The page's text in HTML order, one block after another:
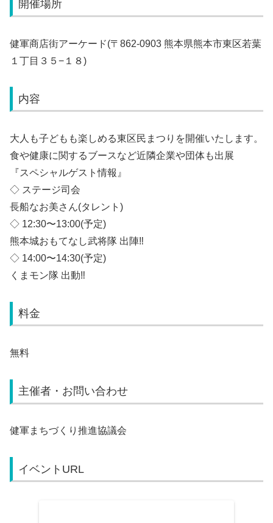
開催場所
健軍商店街アーケード(〒862-0903 熊本県熊本市東区若葉
１丁目３５−１８)
内容
大人も子どもも楽しめる東区民まつりを開催いたします。
食や健康に関するブースなど近隣企業や団体も出展
『スペシャルゲスト情報』
◇ ステージ司会
長船なお美さん(タレント)
◇ 12:30〜13:00(予定)
熊本城おもてなし武将隊 出陣‼︎
◇ 14:00〜14:30(予定)
くまモン隊 出動‼︎
料金
無料
主催者・お問い合わせ
健軍まちづくり推進協議会
イベントURL